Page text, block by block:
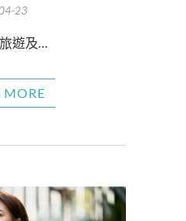
23
遊及…
MORE